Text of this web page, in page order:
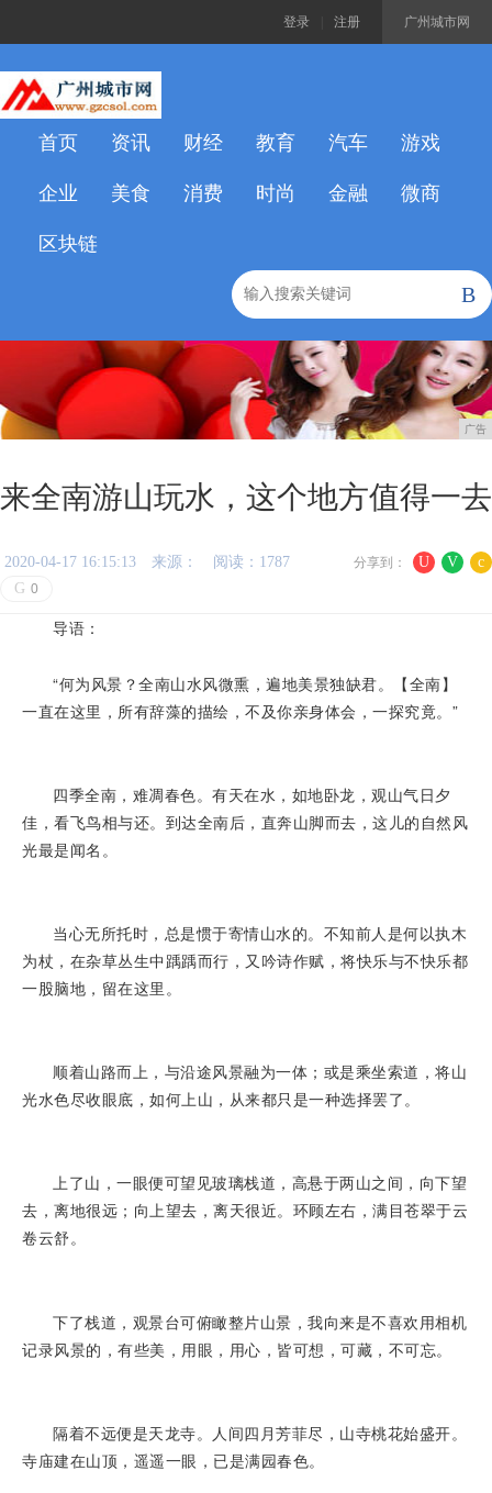
广州城市网
登录 注册
首页 资讯 财经 教育 汽车 游戏
企业 美食 消费 时尚 金融 微商
区块链
B
广告
来全南游山玩水，这个地方值得一去
U V c
分享到：
2020-04-17 16:15:13 来源：
阅读：1787
G 0
导语：
“何为风景？全南山水风微熏，遍地美景独缺君。【全南】
一直在这里，所有辞藻的描绘，不及你亲身体会，一探究竟。”
四季全南，难凋春色。有天在水，如地卧龙，观山气日夕
佳，看飞鸟相与还。到达全南后，直奔山脚而去，这儿的自然风
光最是闻名。
当心无所托时，总是惯于寄情山水的。不知前人是何以执木
为杖，在杂草丛生中踽踽而行，又吟诗作赋，将快乐与不快乐都
一股脑地，留在这里。
顺着山路而上，与沿途风景融为一体；或是乘坐索道，将山
光水色尽收眼底，如何上山，从来都只是一种选择罢了。
上了山，一眼便可望见玻璃栈道，高悬于两山之间，向下望
去，离地很远；向上望去，离天很近。环顾左右，满目苍翠于云
卷云舒。
下了栈道，观景台可俯瞰整片山景，我向来是不喜欢用相机
记录风景的，有些美，用眼，用心，皆可想，可藏，不可忘。
隔着不远便是天龙寺。人间四月芳菲尽，山寺桃花始盛开。
寺庙建在山顶，遥遥一眼，已是满园春色。